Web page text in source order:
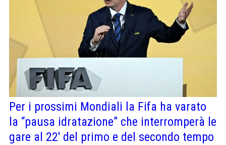
Per i prossimi Mondiali la Fifa ha varato
la “pausa idratazione” che interromperà le
gare al 22′ del primo e del secondo tempo